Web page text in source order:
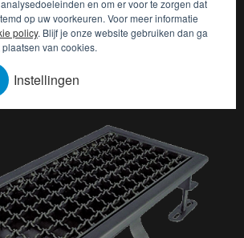
en om er voor te zorgen dat
op uw voorkeuren. Voor meer informatie
policy. Blijf je onze website gebruiken dan ga
van cookies.
Instellingen